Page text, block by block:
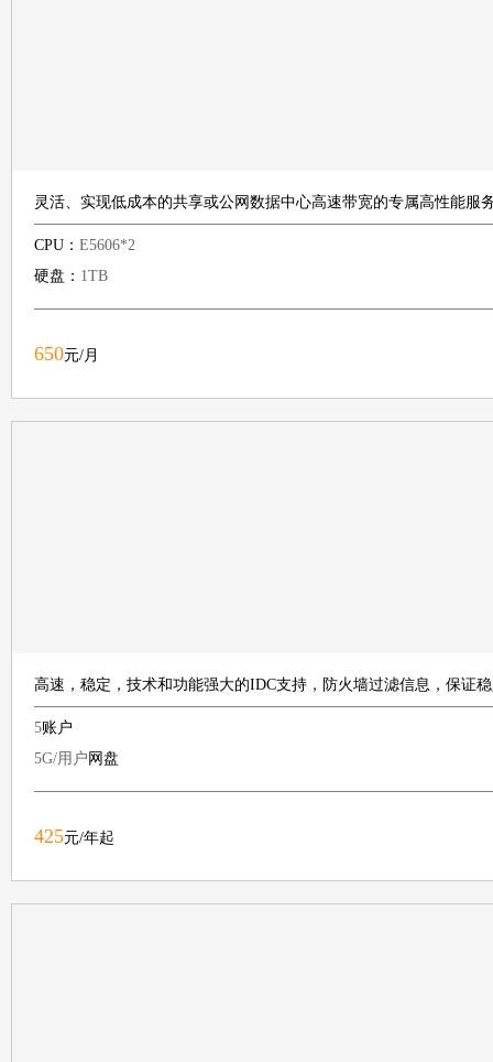
灵活、实现低成本的共享或公网数据中心高速带宽的专属高性能
CPU： E5606*2
硬盘： 1TB
650元/月
高速，稳定，技术和功能强大的IDC支持，防火墙过滤信息，保证
5账户
5G/用户 网盘
425元/年起